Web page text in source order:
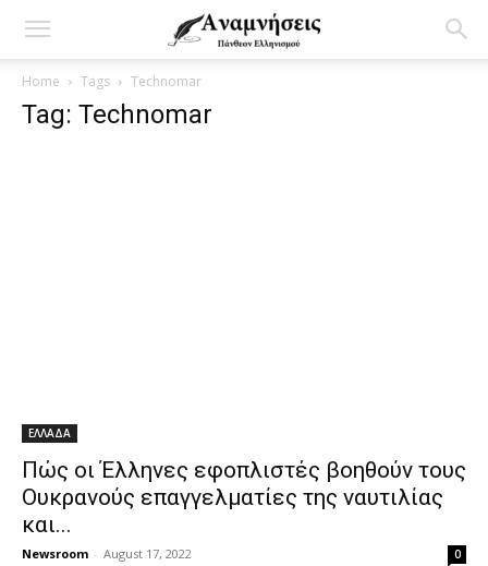
Home Tags Technomar
Tag: Technomar
ΕΛΛΑΔΑ
Πώς οι Έλληνες εφοπλιστές βοηθούν τους
Ουκρανούς επαγγελματίες της ναυτιλίας
και...
Newsroom - August 17, 2022 0